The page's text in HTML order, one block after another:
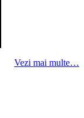
Vezi mai multe…